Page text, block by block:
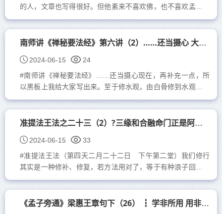
的人，文章也写得很好。但他素来不喜欢佛，也不喜欢孟子，
常常骂佛，骂孟子。他喜欢喝酒，有一天，一个政坛上地位很
高的朋友，送了他许多...
南师讲《禅秘要法经》第六讲（2）……还当摄心 大乘的道理
2024-06-15
24
#南师讲《禅秘要法经》……还当摄心现在，再补充一点，所
以黑板上我给大家写出来。至于修水观，由白骨修到水观、修
火观，佛在这里，释迦牟尼佛亲口讲的噢，“此想成时”，他
说...
准提法王法之二十三（2）?三缘和合融命门正是阿赖耶识的现量境界
2024-06-15
33
#准提法王法（第四天二月二十二日 下午第二堂）我们修行
其实是一种修补、修复，若方法用对了，等于有种浪子回头金
不换的感动。我们身体这机器用了几十年，老化了，身体变
成...
《孟子旁通》梁惠王章句下（26） ┇ 学非所用 用非所长论